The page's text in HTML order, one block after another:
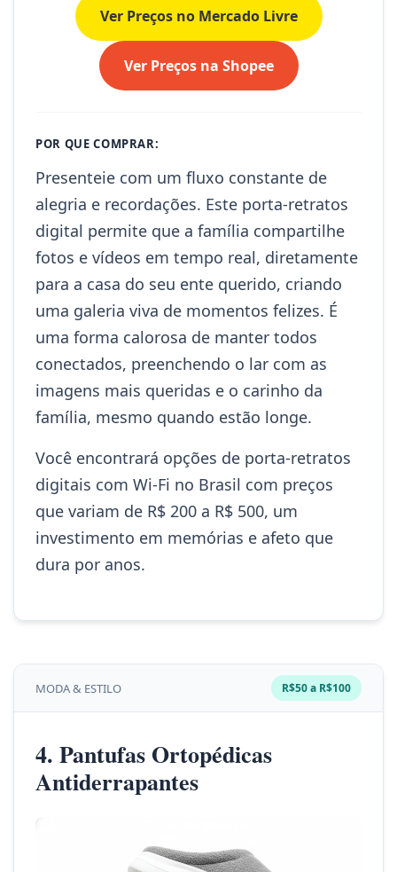
Ver Preços no Mercado Livre
Ver Preços na Shopee
POR QUE COMPRAR:
Presenteie com um fluxo constante de
alegria e recordações. Este porta-retratos
digital permite que a família compartilhe
fotos e vídeos em tempo real, diretamente
para a casa do seu ente querido, criando
uma galeria viva de momentos felizes. É
uma forma calorosa de manter todos
conectados, preenchendo o lar com as
imagens mais queridas e o carinho da
família, mesmo quando estão longe.
Você encontrará opções de porta-retratos
digitais com Wi-Fi no Brasil com preços
que variam de R$ 200 a R$ 500, um
investimento em memórias e afeto que
dura por anos.
MODA & ESTILO R$50 a R$100
4. Pantufas Ortopédicas
Antiderrapantes